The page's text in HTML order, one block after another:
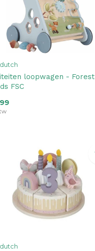
loopwagen - Forest
FSC